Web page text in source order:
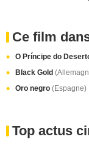
Ce film
O Príncipe do
Black Gold
Oro negro (Espagne)
Top actus